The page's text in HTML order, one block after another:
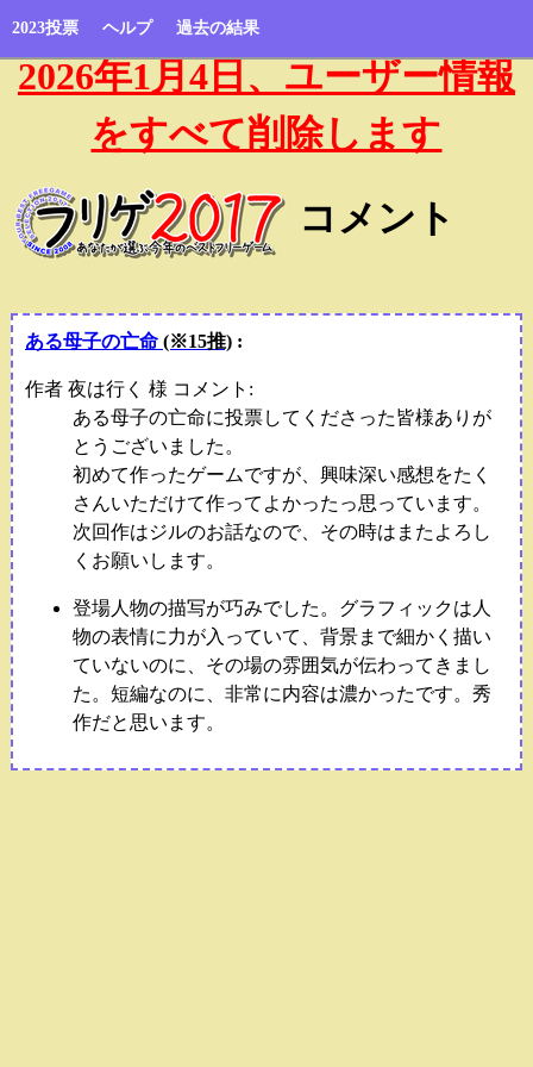
2023投票 ヘルプ 過去の結果
2026年1月4日、ユーザー情報
をすべて削除します
コメント
ある母子の亡命 (※15推):
作者 夜は行く 様 コメント:
ある母子の亡命に投票してくださった皆様ありが
とうございました。
初めて作ったゲームですが、興味深い感想をたく
さんいただけて作ってよかったっ思っています。
次回作はジルのお話なので、その時はまたよろし
くお願いします。
登場人物の描写が巧みでした。グラフィックは人
物の表情に力が入っていて、背景まで細かく描い
ていないのに、その場の雰囲気が伝わってきまし
た。短編なのに、非常に内容は濃かったです。秀
作だと思います。